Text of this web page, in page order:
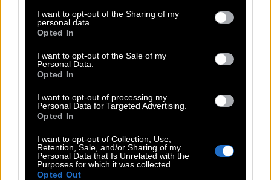
I want to opt-out of the Sharing of my
personal data.
Opted In
I want to opt-out of the Sale of my
Personal Data.
Opted In
I want to opt-out of processing my
Personal Data for Targeted Advertising.
Opted In
I want to opt-out of Collection, Use,
Retention, Sale, and/or Sharing of my
Personal Data that Is Unrelated with the
Purposes for which it was collected.
Opted Out